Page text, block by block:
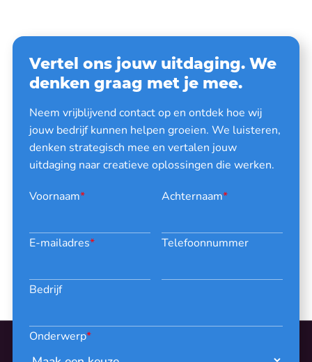
Vertel ons jouw uitdaging. We
denken graag met je mee.
Neem vrijblijvend contact op en ontdek hoe wij
jouw bedrijf kunnen helpen groeien. We luisteren,
denken strategisch mee en vertalen jouw
uitdaging naar creatieve oplossingen die werken.
Voornaam* Achternaam*
E-mailadres* Telefoonnummer
Bedrijf
Onderwerp*